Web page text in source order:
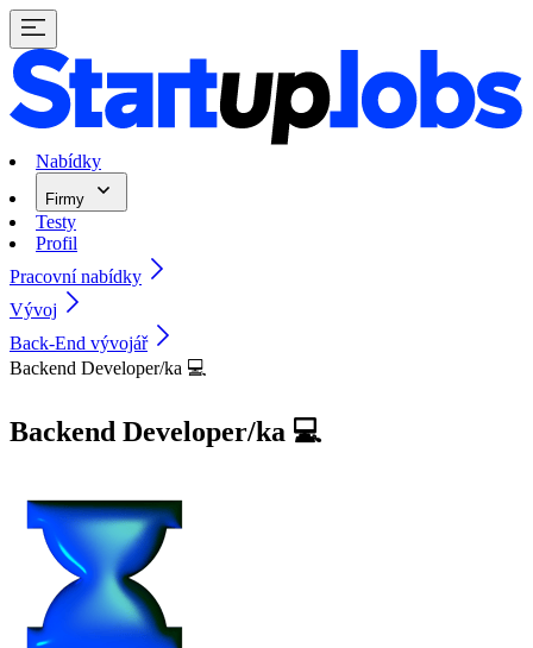
Nabídky
Firmy
Testy
Profil
Pracovní nabídky
Vývoj
Back-End vývojář
Backend Developer/ka 💻
Backend Developer/ka 💻